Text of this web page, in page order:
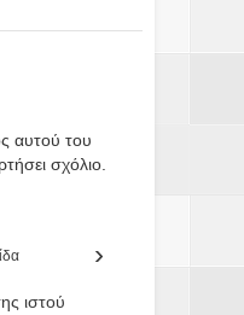
αυτού του
σχόλιο.
›
ιστού